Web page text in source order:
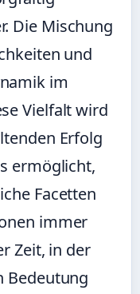
Die Mischung
und
im
Vielfalt wird
Erfolg
ermöglicht,
Facetten
immer
Zeit, in der
Bedeutung